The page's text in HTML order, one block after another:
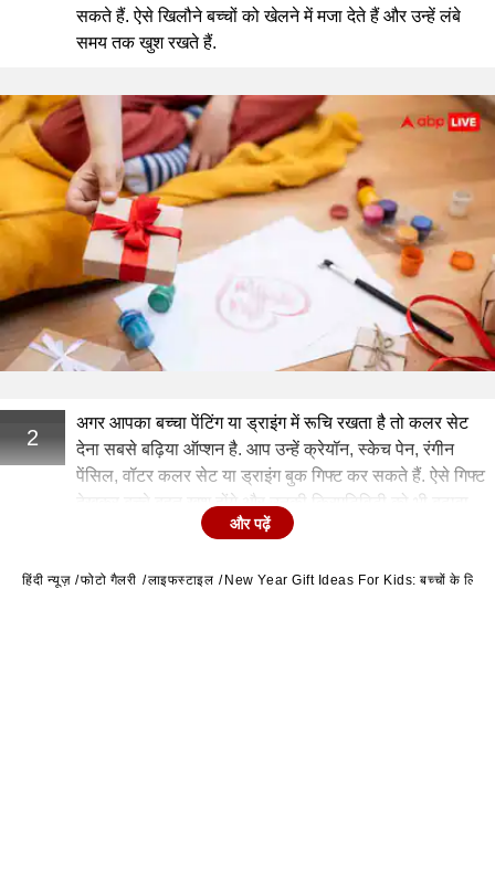
सकते हैं. ऐसे खिलौने बच्चों को खेलने में मजा देते हैं और उन्हें लंबे
समय तक खुश रखते हैं.
2
अगर आपका बच्चा पेंटिंग या ड्राइंग में रूचि रखता है तो कलर सेट
देना सबसे बढ़िया ऑप्शन है. आप उन्हें क्रेयॉन, स्केच पेन, रंगीन
पेंसिल, वॉटर कलर सेट या ड्राइंग बुक गिफ्ट कर सकते हैं. ऐसे गिफ्ट
देखकर बच्चे बहुत खुश होंगे और उनकी क्रिएटिविटी को भी बढ़ावा
और पढ़ें
हिंदी न्यूज़ फोटो गैलरी लाइफस्टाइल New Year Gift Ideas For Kids: बच्चों के लिए